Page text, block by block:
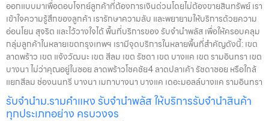
ออกแบบมาเพื่อตอบโจทย์ลูกค้าที่ต้องการเงินด่วนโดยไม่ต้องขายสินทรัพย์ เรา
เข้าใจความรู้สึกของลูกค้า เรารักษาความลับ และพยายามให้บริการด้วยความ
อ่อนโยน สุจริต และไว้วางใจได้ พื้นที่บริการของ รับจำนำพลัส เพื่อให้ครอบคลุม
กลุ่มลูกค้าในหลายเขตกรุงเทพฯ เรามีจุดบริการในหลายพื้นที่สำคัญดังนี้: เขต
ลาดพร้าว เขต แจ้งวัฒนะ เขต สีลม เขต รัชดา เขต บางแค เขต รามอินทรา เขต
บางนา ไม่ว่าคุณอยู่ในซอย ลาดพร้าวโชคชัย4 ลาดปลาเค้า รัชดาซอย หรือใกล้
แยกสีลม ช่องนนทรี บางนา เมกาบางนา บางแค เดอะมอลล์บางแค รามอินทรา
รับจำนำม.รามคำแหง รับจำนำพลัส ให้บริการรับจำนำสินค้า
ทุกประเภทอย่าง ครบวงจร